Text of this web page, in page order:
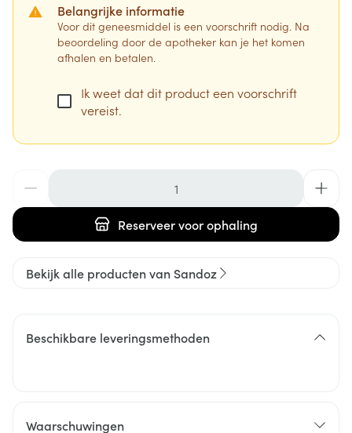
Belangrijke informatie
Voor dit geneesmiddel is een voorschrift nodig. Na
beoordeling door de apotheker kan je het komen
afhalen en betalen.
Ik weet dat dit product een voorschrift
vereist.
Reserveervoor ophaling
Bekijk alle producten van Sandoz
Beschikbare leveringsmethoden
Waarschuwingen